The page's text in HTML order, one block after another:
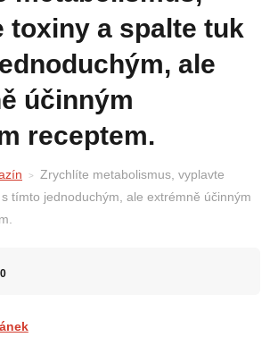
toxiny a spalte tuk
ale
účinným
receptem.
Zrychlíte metabolismus, vyplavte
tímto jednoduchým, ale extrémně účinným